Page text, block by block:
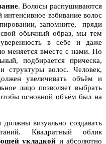
. Волосы распушиваются
взбивание волос
запомните, пряди
свой обычный образ, мы тем
в себе и даже
меняется вместе с нами. Но
подбирается прическа,
волос. Человек,
увеличивать объём и
лицо позволяет выбрать
основной объём был на
визуально создавать
Квадратный облик
укладкой и абсолютно